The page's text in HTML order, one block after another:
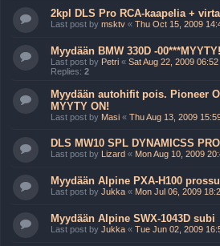
2kpl DLS Pro RCA-kaapelia +
Last post by msktv « Thu Oct 15, 2009
Myydään BMW 330D -
Last post by Petri « Sat Aug 22, 2009 06:52
Replies: 2
Myydään autohifit pois. Pioneer
MYYTY ON!
Last post by Masi « Thu Aug 13, 2009
DLS MW10 SPL DYNAMICSS
Last post by Lizard « Mon Aug 10, 2009
Myydään Alpine PXA-H100 prossu
Last post by Jukka « Mon Jul 06, 2009
Myydään Alpine SWX-1043D subi
Last post by Jukka « Tue Jun 02, 2009